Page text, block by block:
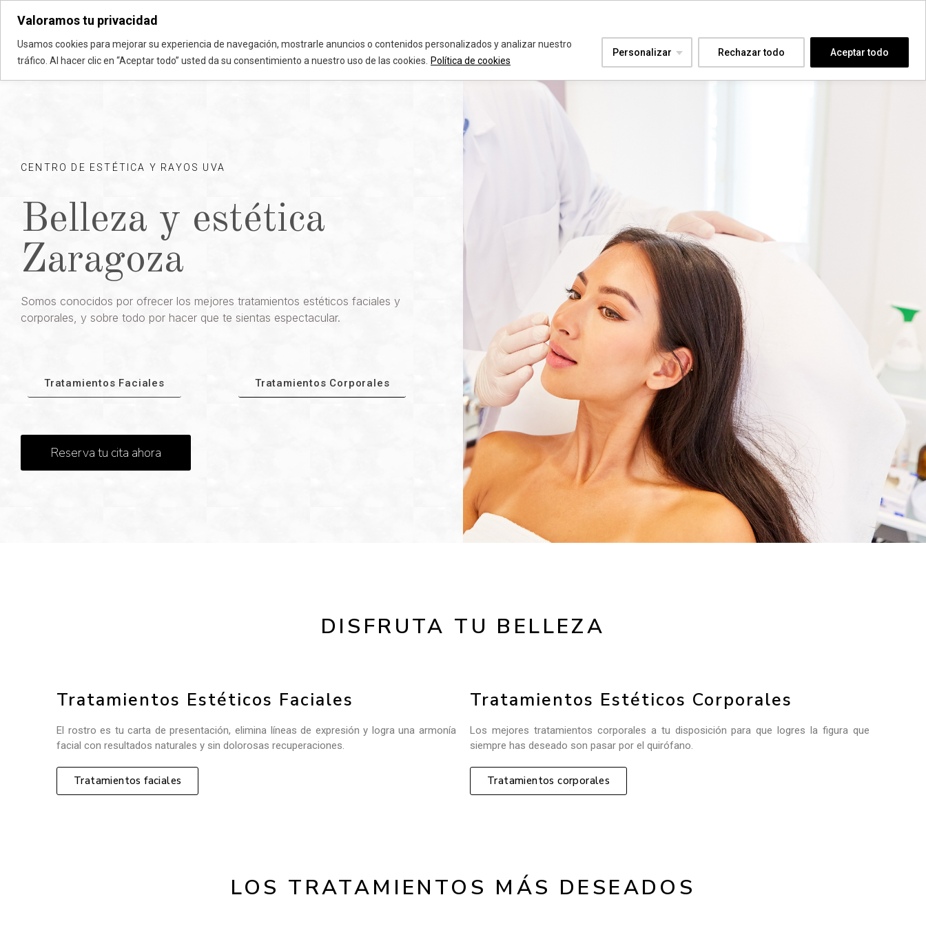
Valoramos tu privacidad
Usamos cookies para mejorar su experiencia de navegación, mostrarle anuncios o contenidos personalizados y analizar nuestro
tráfico. Al hacer clic en “Aceptar todo” usted da su consentimiento a nuestro uso de las cookies. Política de cookies
Personalizar Rechazar todo Aceptar todo
Vanadis Estética
CENTRO DE ESTÉTICA Y RAYOS UVA
Belleza y estética
Zaragoza
Somos conocidos por ofrecer los mejores tratamientos estéticos faciales y
corporales, y sobre todo por hacer que te sientas espectacular.
Tratamientos Faciales Tratamientos Corporales
Reserva tu cita ahora
DISFRUTA TU BELLEZA
Tratamientos Estéticos Faciales
El rostro es tu carta de presentación, elimina líneas de expresión y logra una armonía
facial con resultados naturales y sin dolorosas recuperaciones.
Tratamientos faciales
Tratamientos Estéticos Corporales
Los mejores tratamientos corporales a tu disposición para que logres la figura que
siempre has deseado son pasar por el quirófano.
Tratamientos corporales
LOS TRATAMIENTOS MÁS DESEADOS